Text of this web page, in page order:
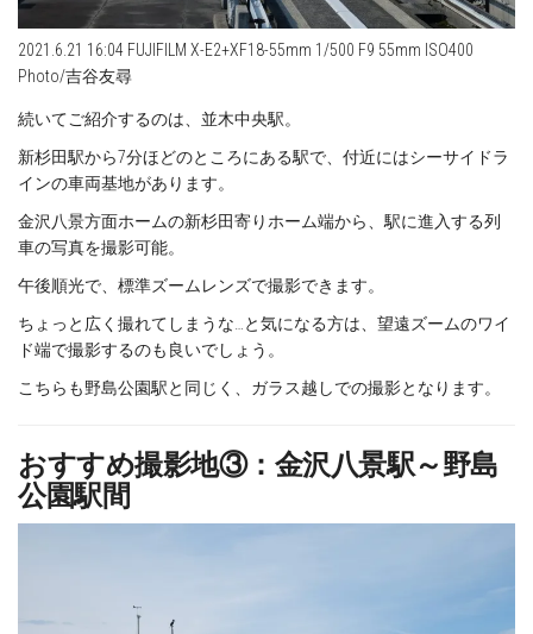
2021.6.21 16:04 FUJIFILM X-E2+XF18-55mm 1/500 F9 55mm ISO400
Photo/吉谷友尋
続いてご紹介するのは、並木中央駅。
新杉田駅から7分ほどのところにある駅で、付近にはシーサイドラ
インの車両基地があります。
金沢八景方面ホームの新杉田寄りホーム端から、駅に進入する列
車の写真を撮影可能。
午後順光で、標準ズームレンズで撮影できます。
ちょっと広く撮れてしまうな…と気になる方は、望遠ズームのワイ
ド端で撮影するのも良いでしょう。
こちらも野島公園駅と同じく、ガラス越しでの撮影となります。
おすすめ撮影地③：金沢八景駅～野島
公園駅間